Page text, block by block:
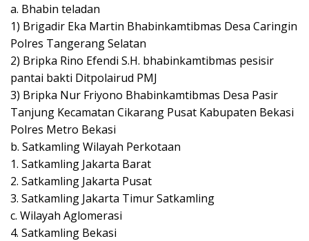
a. Bhabin teladan
1) Brigadir Eka Martin Bhabinkamtibmas Desa Caringin
Polres Tangerang Selatan
2) Bripka Rino Efendi S.H. bhabinkamtibmas pesisir
pantai bakti Ditpolairud PMJ
3) Bripka Nur Friyono Bhabinkamtibmas Desa Pasir
Tanjung Kecamatan Cikarang Pusat Kabupaten Bekasi
Polres Metro Bekasi
b. Satkamling Wilayah Perkotaan
1. Satkamling Jakarta Barat
2. Satkamling Jakarta Pusat
3. Satkamling Jakarta Timur Satkamling
c. Wilayah Aglomerasi
4. Satkamling Bekasi